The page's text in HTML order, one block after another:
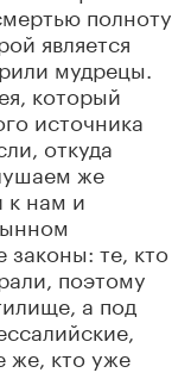
полноту
является
мудрецы.
который
источника
откуда
же
к нам и
те, кто
поэтому
а под
же, кто уже